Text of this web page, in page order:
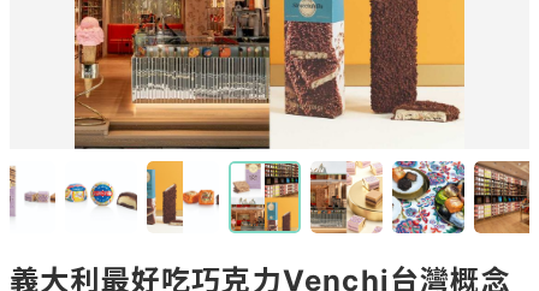
義大利最好吃巧克力Venchi台灣概念